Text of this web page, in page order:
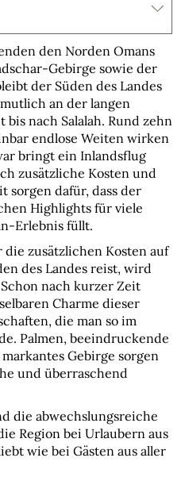
den Norden Omans
Gebirge sowie der
der Süden des Landes
an der langen
nach Salalah. Rund zehn
endlose Weiten wirken
bringt ein Inlandsflug
zusätzliche Kosten und
sorgen dafür, dass der
Highlights für viele
Erlebnis füllt.
zusätzlichen Kosten auf
des Landes reist, wird
nach kurzer Zeit
Charme dieser
die man so im
Palmen, beeindruckende
Gebirge sorgen
und überraschend
die abwechslungsreiche
Region bei Urlaubern aus
wie bei Gästen aus aller